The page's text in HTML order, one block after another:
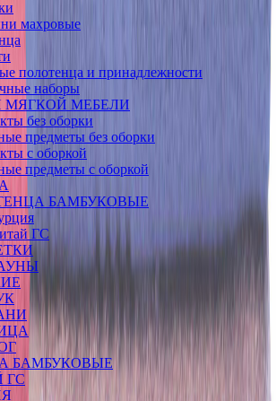
махровые
полотенца и принадлежности
наборы
МЯГКОЙ МЕБЕЛИ
без оборки
предметы без оборки
с оборкой
предметы с оборкой
БАМБУКОВЫЕ
ГС
БАМБУКОВЫЕ
ГС